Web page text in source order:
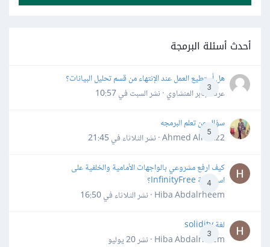
أحدث أسئلة البرمجة
3
هل أستطيع العمل عند الإنتهاء من قسم تحليل البيانات؟
عرفه جابر المنشاوي · نشرالسبت في 10:57
5
سؤال عن تعلم البرمجه
Ahmed Alhafiz2 · نشر
الثلاثاء في 21:45
4
كيف ارفع مشروعي بالواجهات الأمامية والخلفية على
استضافة InfinityFree؟
Hiba Abdalrheem · نشر
الثلاثاء في 16:50
3
لغة solidity
Hiba Abdalrheem · نشر
20 يوليو